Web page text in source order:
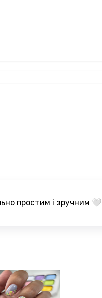
простим і зручним 🤍